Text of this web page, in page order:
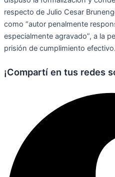
respecto de Julio Cesar
como “autor penalmente
especialmente agravado”, a la
prisión de cumplimiento efectivo.
¡Compartí en tus redes